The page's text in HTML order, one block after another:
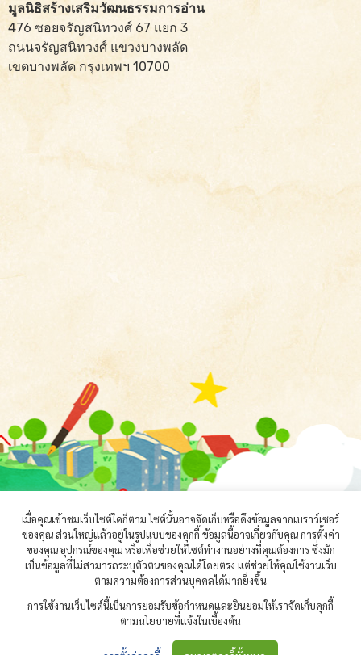
มูลนิธิสร้างเสริมวัฒนธรรมการอ่าน
476 ซอยจรัญสนิทวงศ์ 67 แยก 3
ถนนจรัญสนิทวงศ์ แขวงบางพลัด
เขตบางพลัด กรุงเทพฯ 10700
เมื่อคุณเข้าชมเว็บไซต์ใดก็ตาม ไซต์นั้นอาจจัดเก็บหรือดึงข้อมูลจากเบราว์เซอร์
ของคุณ ส่วนใหญ่แล้วอยู่ในรูปแบบของคุกกี้ ข้อมูลนี้อาจเกี่ยวกับคุณ การตั้งค่า
ของคุณ อุปกรณ์ของคุณ หรือเพื่อช่วยให้ไซต์ทำงานอย่างที่คุณต้องการ ซึ่งมัก
เป็นข้อมูลที่ไม่สามารถระบุตัวตนของคุณได้โดยตรง แต่ช่วยให้คุณใช้งานเว็บ
ตามความต้องการส่วนบุคคลได้มากยิ่งขึ้น
การใช้งานเว็บไซต์นี้เป็นการยอมรับข้อกำหนดและยินยอมให้เราจัดเก็บคุกกี้
ตามนโยบายที่แจ้งในเบื้องต้น